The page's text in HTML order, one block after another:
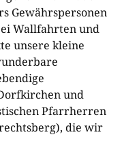
Gewährspersonen
Wallfahrten und
unsere kleine
und
Pfarrherren
die wir